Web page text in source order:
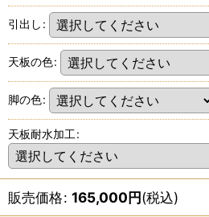
引出し :
天板の色:
脚の色:
天板耐水加工:
販売価格: 165,000円(税込)